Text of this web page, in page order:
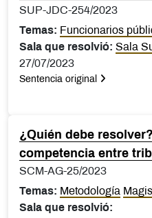
SUP-JDC-254/2023
Temas: Funcionarios
Sala que resolvió: Sala
27/07/2023
Sentencia original
¿Quién debe
competencia entre
SCM-AG-25/2023
Temas: Metodología
Sala que resolvió: